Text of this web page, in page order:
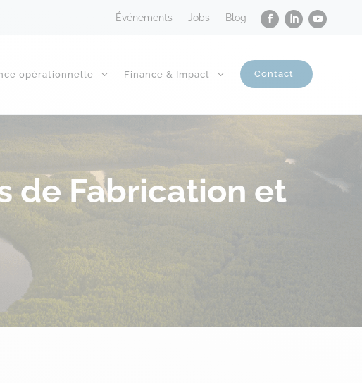
Événements Jobs Blog
opérationnelle Finance & Impact Contact
de Fabrication et